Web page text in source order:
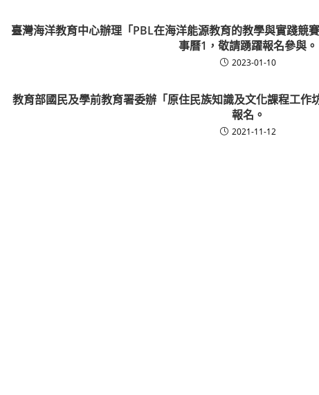
臺灣海洋教育中心辦理「PBL在海洋能源教育的教學與實踐競
事曆1，敬請踴躍報名參與。
2023-01-10
教育部國民及學前教育署委辦「原住民族知識及文化課程工作
報名。
2021-11-12